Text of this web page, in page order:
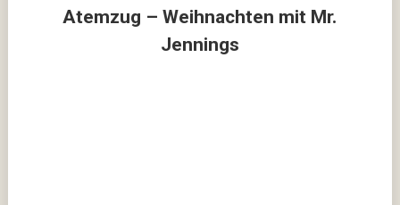
Atemzug – Weihnachten mit Mr.
Jennings